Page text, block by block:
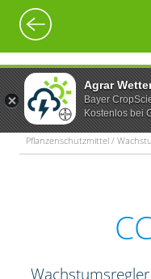
Agrar
Bayer
Kostenlos bei
Pflanzenschutzmittel /